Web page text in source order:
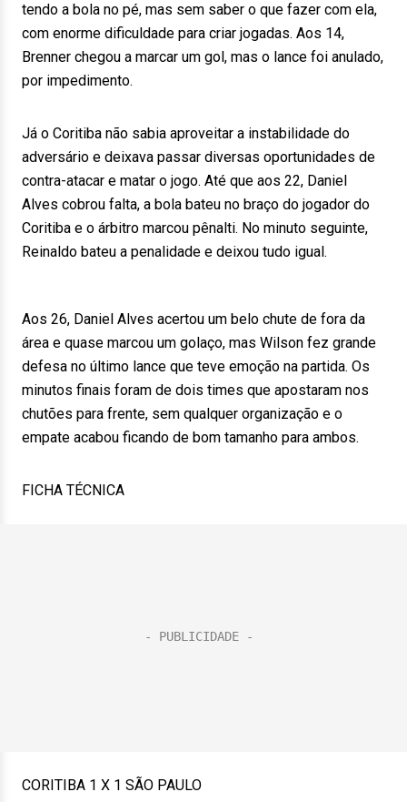
tendo a bola no pé, mas sem saber o que fazer com ela,
com enorme dificuldade para criar jogadas. Aos 14,
Brenner chegou a marcar um gol, mas o lance foi anulado,
por impedimento.
Já o Coritiba não sabia aproveitar a instabilidade do
adversário e deixava passar diversas oportunidades de
contra-atacar e matar o jogo. Até que aos 22, Daniel
Alves cobrou falta, a bola bateu no braço do jogador do
Coritiba e o árbitro marcou pênalti. No minuto seguinte,
Reinaldo bateu a penalidade e deixou tudo igual.
Aos 26, Daniel Alves acertou um belo chute de fora da
área e quase marcou um golaço, mas Wilson fez grande
defesa no último lance que teve emoção na partida. Os
minutos finais foram de dois times que apostaram nos
chutões para frente, sem qualquer organização e o
empate acabou ficando de bom tamanho para ambos.
FICHA TÉCNICA
CORITIBA 1 X 1 SÃO PAULO